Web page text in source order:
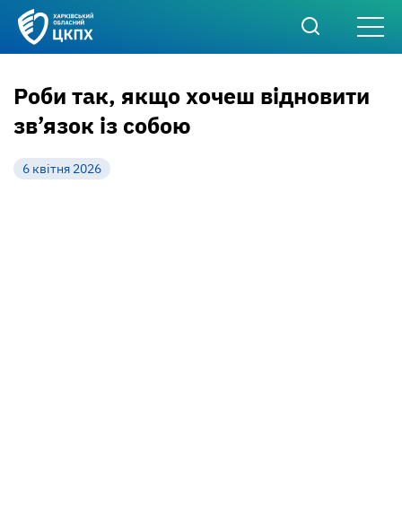
Роби так, якщо хочеш відновити
зв’язок із собою
6 квітня 2026